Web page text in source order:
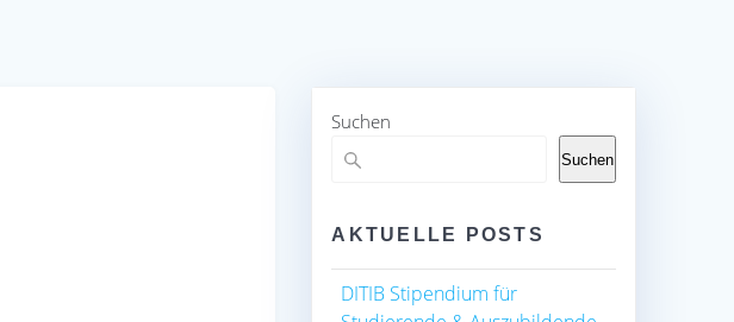
Suchen
Suchen
AKTUELLE POSTS
DITIB Stipendium für